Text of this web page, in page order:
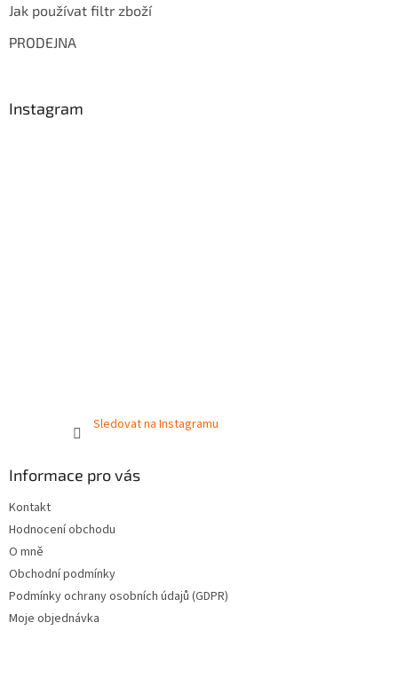
Jak používat filtr zboží
PRODEJNA
Instagram
Sledovat na Instagramu
Informace pro vás
Kontakt
Hodnocení obchodu
O mně
Obchodní podmínky
Podmínky ochrany osobních údajů (GDPR)
Moje objednávka